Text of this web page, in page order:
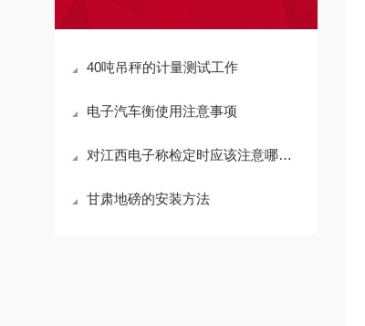
40吨吊秤的计量测试工作
电子汽车衡使用注意事项
对江西电子称检定时应该注意哪些操作方法
甘肃地磅的安装方法